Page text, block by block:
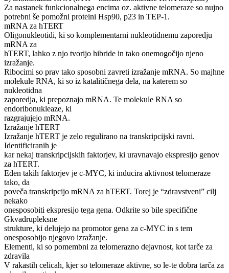
Za nastanek funkcionalnega encima oz. aktivne telomeraze so nujno
potrebni še pomožni proteini Hsp90, p23 in TEP-1.
mRNA za hTERT
Oligonukleotidi, ki so komplementarni nukleotidnemu zaporedju
mRNA za
hTERT, lahko z njo tvorijo hibride in tako onemogočijo njeno
izražanje.
Ribocimi so prav tako sposobni zavreti izražanje mRNA. So majhne
molekule RNA, ki so iz katalitičnega dela, na katerem so
nukleotidna
zaporedja, ki prepoznajo mRNA. Te molekule RNA so
endoribonukleaze, ki
razgrajujejo mRNA.
Izražanje hTERT
Izražanje hTERT je zelo regulirano na transkripcijski ravni.
Identificiranih je
kar nekaj transkripcijskih faktorjev, ki uravnavajo ekspresijo genov
za hTERT.
Eden takih faktorjev je c-MYC, ki inducira aktivnost telomeraze
tako, da
poveča transkripcijo mRNA za hTERT. Torej je “zdravstveni” cilj
nekako
onesposobiti ekspresijo tega gena. Odkrite so bile specifične
Gkvadrupleksne
strukture, ki delujejo na promotor gena za c-MYC in s tem
onesposobijo njegovo izražanje.
Elementi, ki so pomembni za telomerazno dejavnost, kot tarče za
zdravila
V rakastih celicah, kjer so telomeraze aktivne, so le-te dobra tarča za